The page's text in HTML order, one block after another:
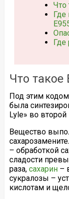
Что
Где
Где
Что такое
Под этим
была
Lyle» во второй
Вещество
– обработкой
сладости
раза, сахарин–
сукралозы –
кислотам и